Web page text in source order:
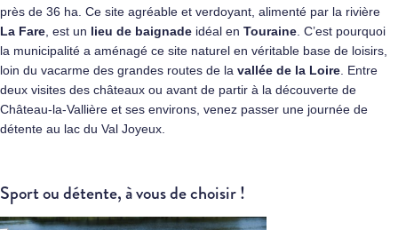
près de 36 ha. Ce site agréable et verdoyant, alimenté par la rivière
La Fare , est un lieu de baignade idéal en Touraine . C’est pourquoi
la municipalité a aménagé ce site naturel en véritable base de loisirs,
loin du vacarme des grandes routes de la vallée de la Loire . Entre
deux visites des châteaux ou avant de partir à la découverte de
Château-la-Vallière et ses environs, venez passer une journée de
détente au lac du Val Joyeux.
Sport ou détente, à vous de choisir !